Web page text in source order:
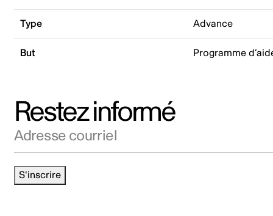
Type Advance
But Programme
Restez informé
S'inscrire